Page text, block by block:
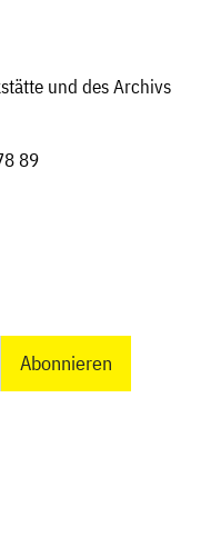
und des Archivs
89